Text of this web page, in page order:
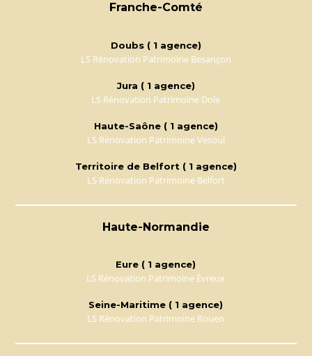
Franche-Comté
Doubs ( 1 agence)
LS Rénovation Patrimoine Besançon
Jura ( 1 agence)
LS Rénovation Patrimoine Dole
Haute-Saône ( 1 agence)
LS Rénovation Patrimoine Vesoul
Territoire de Belfort ( 1 agence)
LS Rénovation Patrimoine Belfort
Haute-Normandie
Eure ( 1 agence)
LS Rénovation Patrimoine Évreux
Seine-Maritime ( 1 agence)
LS Rénovation Patrimoine Rouen